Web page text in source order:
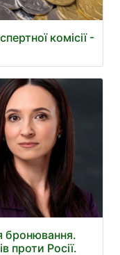
комісії -
бронювання.
проти Росії.